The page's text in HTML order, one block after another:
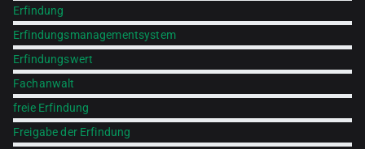
Erfindung
Erfindungsmanagementsystem
Erfindungswert
Fachanwalt
freie Erfindung
Freigabe der Erfindung